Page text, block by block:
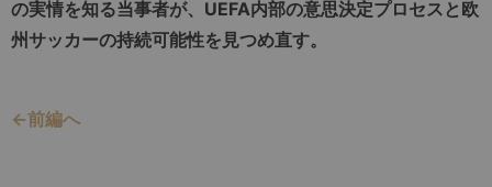
の実情を知る当事者が、UEFA内部の意思決定プロセスと欧
州サッカーの持続可能性を見つめ直す。
←前編へ